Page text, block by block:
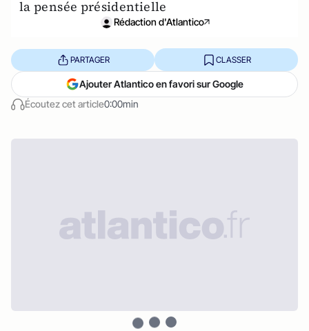
la pensée présidentielle
Rédaction d'Atlantico
Écoutez cet article0:00min
PARTAGER CLASSER
Ajouter Atlantico en favori sur Google